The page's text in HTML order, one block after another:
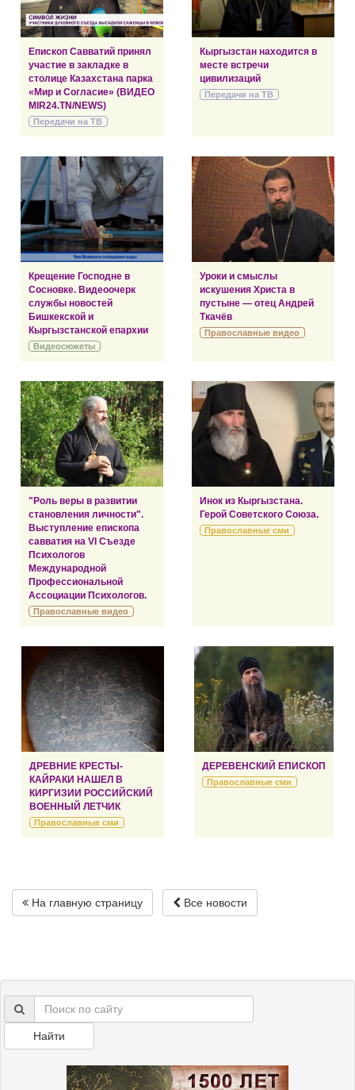
Епископ Савватий принял
участие в закладке в
столице Казахстана парка
«Мир и Согласие» (ВИДЕО
MIR24.TN/NEWS)
Передачи на ТВ
Кыргызстан находится в
месте встречи
цивилизаций
Передачи на ТВ
Крещение Господне в
Сосновке. Видеоочерк
службы новостей
Бишкекской и
Кыргызстанской епархии
Видеосюжеты
Уроки и смыслы
искушения Христа в
пустыне — отец Андрей
Ткачёв
Православные видео
"Роль веры в развитии
становления личности".
Выступление епископа
савватия на VI Съезде
Психологов
Международной
Профессиональной
Ассоциации Психологов.
Православные видео
Инок из Кыргызстана.
Герой Советского Союза.
Православные сми
ДРЕВНИЕ КРЕСТЫ-
КАЙРАКИ НАШЕЛ В
КИРГИЗИИ РОССИЙСКИЙ
ВОЕННЫЙ ЛЕТЧИК
Православные сми
ДЕРЕВЕНСКИЙ ЕПИСКОП
Православные сми
На главную страницу Все новости
Найти